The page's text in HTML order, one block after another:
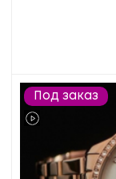
Под заказ